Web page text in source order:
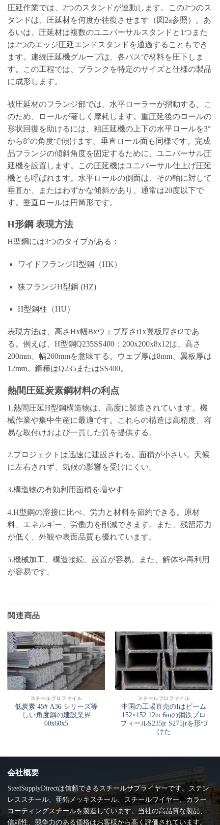
圧延作業では、2つのスタンドが連動します。この2つのス
タンドは、圧延材を何度か往復させます（図2a参照）。あ
るいは、圧延材は複数のユニバーサルスタンドと1つまた
は2つのエッジ圧延エンドスタンドを通過することもでき
ます。連続圧延機グループは、各パスで材料を圧下しま
す。この工程では、ブランクを特定のサイズと仕様の製品
に成形します。
被圧延材のフランジ部では、水平ローラーが摺動する。こ
のため、ロールが著しく摩耗します。重圧延後のロールの
形状回復を助けるには、粗圧延機の上下の水平ロールを3°
から8°の角度で傾けます。垂直ロール面も同様です。完成
品フランジの傾斜角度を固定するために、ユニバーサル圧
延機を設置します。この圧延機はユニバーサル仕上げ圧延
機とも呼ばれます。水平ロールの側面は、その軸に対して
垂直か、またはわずかな傾斜があり、通常は20度以下で
す。垂直ロールは円筒形です。
H形鋼 表現方法
H型鋼には3つのタイプがある：
ワイドフランジH型鋼（HK）
狭フランジH型鋼 (HZ)
H型鋼柱（HU）
表現方法は、高さHx幅Bxウェブ厚さt1x翼板厚さt2であ
る。例えば、H型鋼Q235SS400：200x200x8x12は、高さ
200mm、幅200mmを意味する。ウェブ厚は8mm、翼板厚は
12mm。鋼種はQ235またはSS400。
熱間圧延炭素鋼材料の利点
1.熱間圧延H型鋼構造物は、高度に製造されています。機
械作業や集中生産に最適です。これらの構造は高精度、容
易な取付けおよび一貫した質を提供する。
2.プロジェクトは迅速に建設される。面積が小さい。天候
に左右されず、気候の影響を受けにくい。
3.構造物の有効利用面積を増やす
4.H型鋼の溶接に比べ、労力と材料を節約できる。原材
料、エネルギー、労働力を削減できます。また、残留応力
が低く、外観や表面品質も優れています。
5.機械加工、構造接続、設置が容易。また、解体や再利用
が容易です。
関連商品
スチールプロファイル
低炭素 45# A36 シリーズ等
しい角度鋼の建設業界
60x60x5
スチールプロファイル
中国の工場直売のIはビーム
152×152 12m 6mの鋼鉄プロ
フィールS235jr S275jrを形づ
けた
会社概要
SteelSupplyDirectは信頼できるスチールサプライヤーです。ステン
レススチール、亜鉛メッキスチール、スチールワイヤー、カラー
コーティングスチールを製造しています。当社の高品質な製品、
信頼性、競争力のある価格はお客様から高く評価されています。